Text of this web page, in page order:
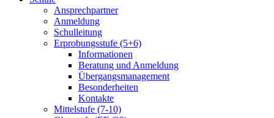
Ansprechpartner
Anmeldung
Schulleitung
Erprobungsstufe (5+6)
Informationen
Beratung und Anmeldung
Übergangsmanagement
Besonderheiten
Kontakte
Mittelstufe (7-10)